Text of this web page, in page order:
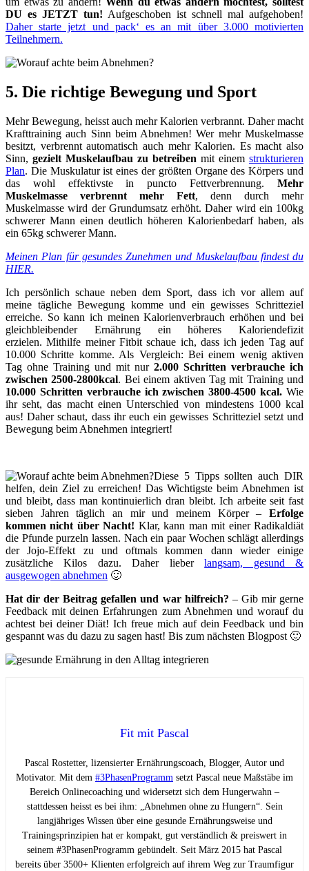
DU es JETZT tun! Aufgeschoben ist schnell mal aufgehoben!
Daher starte jetzt und pack‘ es an mit über 3.000 motivierten
Teilnehmern.
5. Die richtige Bewegung und Sport
Mehr Bewegung, heisst auch mehr Kalorien verbrannt. Daher macht
Krafttraining auch Sinn beim Abnehmen! Wer mehr Muskelmasse
besitzt, verbrennt automatisch auch mehr Kalorien. Es macht also
Sinn, gezielt Muskelaufbau zu betreiben mit einem strukturieren
Plan. Die Muskulatur ist eines der größten Organe des Körpers und
das wohl effektivste in puncto Fettverbrennung. Mehr
Muskelmasse verbrennt mehr Fett, denn durch mehr
Muskelmasse wird der Grundumsatz erhöht. Daher wird ein 100kg
schwerer Mann einen deutlich höheren Kalorienbedarf haben, als
ein 65kg schwerer Mann.
Meinen Plan für gesundes Zunehmen und Muskelaufbau findest du
HIER.
Ich persönlich schaue neben dem Sport, dass ich vor allem auf
meine tägliche Bewegung komme und ein gewisses Schritteziel
erreiche. So kann ich meinen Kalorienverbrauch erhöhen und bei
gleichbleibender Ernährung ein höheres Kaloriendefizit
erzielen. Mithilfe meiner Fitbit schaue ich, dass ich jeden Tag auf
10.000 Schritte komme. Als Vergleich: Bei einem wenig aktiven
Tag ohne Training und mit nur2.000 Schritten verbrauche ich
zwischen 2500-2800kcal. Bei einem aktiven Tag mit Training und
10.000 Schritten verbrauche ich zwischen 3800-4500 kcal. Wie
ihr seht, das macht einen Unterschied von mindestens 1000 kcal
aus! Daher schaut, dass ihr euch ein gewisses Schritteziel setzt und
Bewegung beim Abnehmen integriert!
Diese 5 Tipps sollten auch DIR
helfen, dein Ziel zu erreichen! Das Wichtigste beim Abnehmen ist
und bleibt, dass man kontinuierlich dran bleibt. Ich arbeite seit fast
sieben Jahren täglich an mir und meinem Körper – Erfolge
kommen nicht über Nacht! Klar, kann man mit einer Radikaldiät
die Pfunde purzeln lassen. Nach ein paar Wochen schlägt allerdings
der Jojo-Effekt zu und oftmals kommen dann wieder einige
zusätzliche Kilos dazu. Daher lieberlangsam, gesund &
ausgewogen abnehmen 🙂
Hat dir der Beitrag gefallen und war hilfreich? – Gib mir gerne
Feedback mit deinen Erfahrungen zum Abnehmen und worauf du
achtest bei deiner Diät! Ich freue mich auf dein Feedback und bin
gespannt was du dazu zu sagen hast! Bis zum nächsten Blogpost 🙂
Fit mit Pascal
Pascal Rostetter, lizensierter Ernährungscoach, Blogger, Autor und
Motivator. Mit dem #3PhasenProgramm setzt Pascal neue Maßstäbe im
Bereich Onlinecoaching und widersetzt sich dem Hungerwahn –
stattdessen heisst es bei ihm: „Abnehmen ohne zu Hungern“. Sein
langjähriges Wissen über eine gesunde Ernährungsweise und
Trainingsprinzipien hat er kompakt, gut verständlich & preiswert in
seinem #3PhasenProgramm gebündelt. Seit März 2015 hat Pascal
bereits über 3500+ Klienten erfolgreich auf ihrem Weg zur Traumfigur